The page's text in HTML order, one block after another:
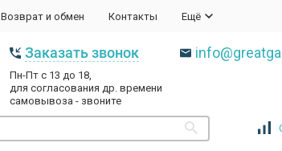
Возврат и обмен Контакты Ещё
Заказать звонок
Пн-Пт с 13 до 18,
для согласования др. времени
самовывоза - звоните